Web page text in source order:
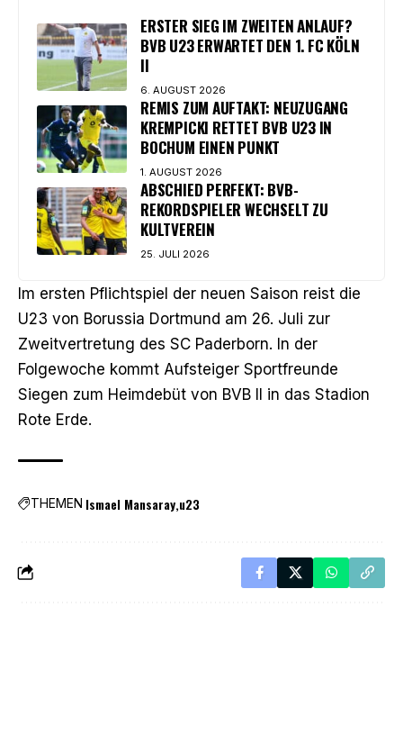
ERSTER SIEG IM ZWEITEN ANLAUF?
BVB U23 ERWARTET DEN 1. FC KÖLN
II
6. AUGUST 2026
REMIS ZUM AUFTAKT: NEUZUGANG
KREMPICKI RETTET BVB U23 IN
BOCHUM EINEN PUNKT
1. AUGUST 2026
ABSCHIED PERFEKT: BVB-
REKORDSPIELER WECHSELT ZU
KULTVEREIN
25. JULI 2026
Im ersten Pflichtspiel der neuen Saison reist die
U23 von Borussia Dortmund am 26. Juli zur
Zweitvertretung des SC Paderborn. In der
Folgewoche kommt Aufsteiger Sportfreunde
Siegen zum Heimdebüt von BVB II in das Stadion
Rote Erde.
THEMEN Ismael Mansaray u23